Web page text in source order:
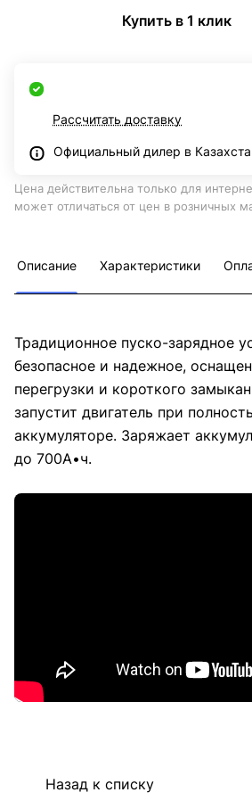
Купить в 1 клик
Рассчитать доставку
Официальный дилер в
Цена действительна только для
может отличаться от цен в розничных
Описание Характеристики
Традиционное пуско-зарядное
безопасное и надежное,
перегрузки и короткого
запустит двигатель при
аккумуляторе. Заряжает
до 700А•ч.
Назад к списку